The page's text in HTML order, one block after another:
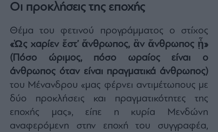
Οι προκλήσεις της εποχής
Θέμα του φετινού προγράμματος ο στίχος
«Ὡς χαρίεν ἔστ’ ἄνθρωπος, ἂν ἄνθρωπος ᾖ»
(Πόσο ώριμος, πόσο ωραίος είναι ο
άνθρωπος όταν είναι πραγματικά άνθρωπος)
του Μένανδρου «μας φέρνει αντιμέτωπους με
δύο προκλήσεις και πραγματικότητες της
εποχής μας», είπε η κυρία Μενδώνη
αναφερόμενη στην εποχή του συγγραφέα,